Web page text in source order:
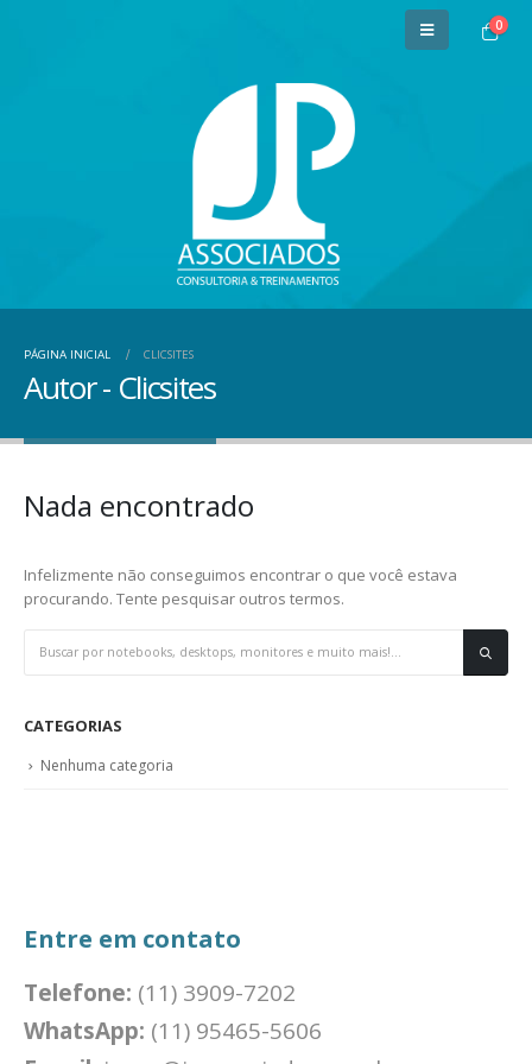
0
PÁGINA INICIAL CLICSITES
Autor - Clicsites
Nada encontrado
Infelizmente não conseguimos encontrar o que você estava
procurando. Tente pesquisar outros termos.
CATEGORIAS
Nenhuma categoria
Entre em contato
Telefone: (11) 3909-7202
WhatsApp: (11) 95465-5606